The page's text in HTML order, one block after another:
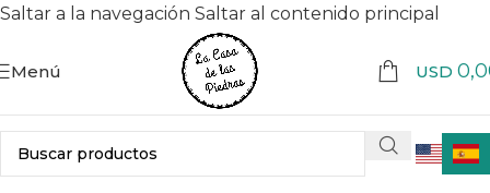
Saltar a la navegación Saltar al contenido principal
Menú USD